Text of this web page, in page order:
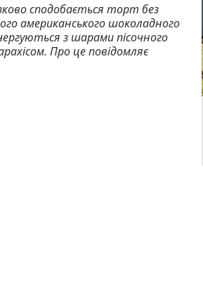
сподобається торт без
американського шоколадного
з шарами пісочного
Про це повідомляє